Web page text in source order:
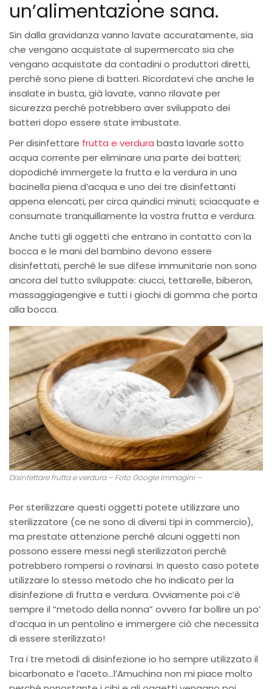
un’alimentazione sana.
Sin dalla gravidanza vanno lavate accuratamente, sia
che vengano acquistate al supermercato sia che
vengano acquistate da contadini o produttori diretti,
perché sono piene di batteri. Ricordatevi che anche le
insalate in busta, già lavate, vanno rilavate per
sicurezza perché potrebbero aver sviluppato dei
batteri dopo essere state imbustate.
Per disinfettare frutta e verdura basta lavarle sotto
acqua corrente per eliminare una parte dei batteri;
dopodiché immergete la frutta e la verdura in una
bacinella piena d’acqua e uno dei tre disinfettanti
appena elencati, per circa quindici minuti; sciacquate e
consumate tranquillamente la vostra frutta e verdura.
Anche tutti gli oggetti che entrano in contatto con la
bocca e le mani del bambino devono essere
disinfettati, perché le sue difese immunitarie non sono
ancora del tutto sviluppate: ciucci, tettarelle, biberon,
massaggiagengive e tutti i giochi di gomma che porta
alla bocca.
Disinfettare frutta e verdura – Foto Google Immagini –
Per sterilizzare questi oggetti potete utilizzare uno
sterilizzatore (ce ne sono di diversi tipi in commercio),
ma prestate attenzione perché alcuni oggetti non
possono essere messi negli sterilizzatori perché
potrebbero rompersi o rovinarsi. In questo caso potete
utilizzare lo stesso metodo che ho indicato per la
disinfezione di frutta e verdura. Ovviamente poi c’è
sempre il “metodo della nonna” ovvero far bollire un po’
d’acqua in un pentolino e immergere ciò che necessita
di essere sterilizzato!
Tra i tre metodi di disinfezione io ho sempre utilizzato il
bicarbonato e l’aceto…l’Amuchina non mi piace molto